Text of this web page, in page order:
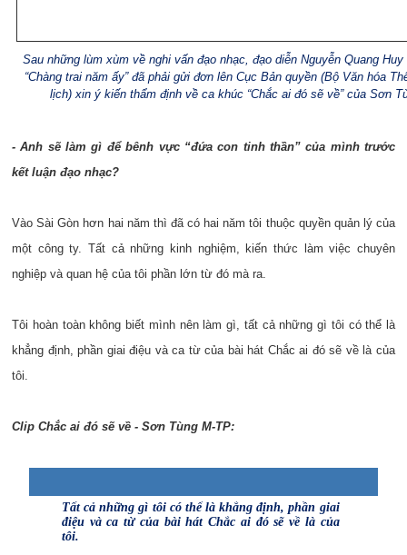
Sau những lùm xùm về nghi vấn đạo nhạc, đạo diễn Nguyễn Quang Huy
“Chàng trai năm ấy” đã phải gửi đơn lên Cục Bản quyền (Bộ Văn hóa
lịch) xin ý kiến thẩm định về ca khúc “Chắc ai đó sẽ về” của Sơn
- Anh sẽ làm gì để bênh vực “đứa con tinh thần” của mình trước
kết luận đạo nhạc?
Vào Sài Gòn hơn hai năm thì đã có hai năm tôi thuộc quyền quản lý của
một công ty. Tất cả những kinh nghiệm, kiến thức làm việc chuyên
nghiệp và quan hệ của tôi phần lớn từ đó mà ra.
Tôi hoàn toàn không biết mình nên làm gì, tất cả những gì tôi có thể là
khẳng định, phần giai điệu và ca từ của bài hát Chắc ai đó sẽ về là của
tôi.
Clip Chắc ai đó sẽ về - Sơn Tùng M-TP:
Tất cả những gì tôi có thể là khẳng định, phần giai
điệu và ca từ của bài hát Chắc ai đó sẽ về là của
tôi.